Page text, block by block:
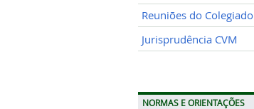
Reuniões do Colegiado
Jurisprudência CVM
NORMAS E ORIENTAÇÕES